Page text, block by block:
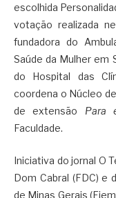
escolhida
votação realizada
fundadora do
Saúde da Mulher em
do Hospital das
coordena o Núcleo
de extensão Para
Faculdade.
Iniciativa do jornal O
Dom Cabral (FDC) e
de Minas Gerais